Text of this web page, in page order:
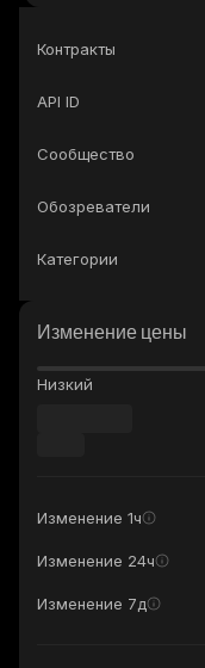
Контракты
API ID
Сообщество
Обозреватели
Категории
Изменение цены
Низкий
Изменение 1ч
Изменение 24ч
Изменение 7д